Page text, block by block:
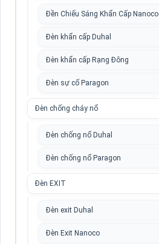
Đền Chiếu Sáng Khẩn Cấp Nanoco
Đèn khẩn cấp Duhal
Đèn khẩn cấp Rạng Đông
Đèn sự cố Paragon
Đèn chống cháy nổ
Đèn chống nổ Duhal
Đèn chống nổ Paragon
Đèn EXIT
Đèn exit Duhal
Đèn Exit Nanoco